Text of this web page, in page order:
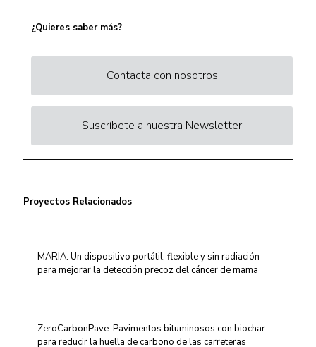
¿Quieres saber más?
Contacta con nosotros
Suscríbete a nuestra Newsletter
Proyectos Relacionados
MARIA: Un dispositivo portátil, flexible y sin radiación
para mejorar la detección precoz del cáncer de mama
ZeroCarbonPave: Pavimentos bituminosos con biochar
para reducir la huella de carbono de las carreteras